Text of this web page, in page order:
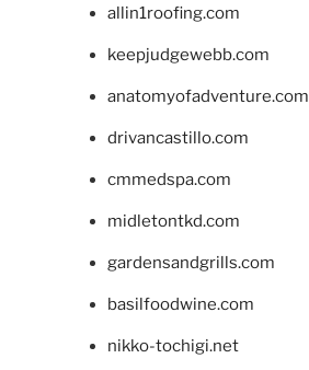
allin1roofing.com
keepjudgewebb.com
anatomyofadventure.com
drivancastillo.com
cmmedspa.com
midletontkd.com
gardensandgrills.com
basilfoodwine.com
nikko-tochigi.net